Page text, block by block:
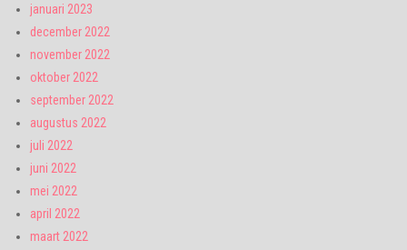
januari 2023
december 2022
november 2022
oktober 2022
september 2022
augustus 2022
juli 2022
juni 2022
mei 2022
april 2022
maart 2022